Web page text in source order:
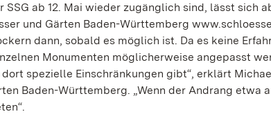
SSG ab 12. Mai wieder zugänglich sind, lässt
und Gärten Baden-Württemberg
dann, sobald es möglich ist. Da es keine
Monumenten möglicherweise angepasst
spezielle Einschränkungen gibt“, erklärt
Baden-Württemberg. „Wenn der Andrang etwa